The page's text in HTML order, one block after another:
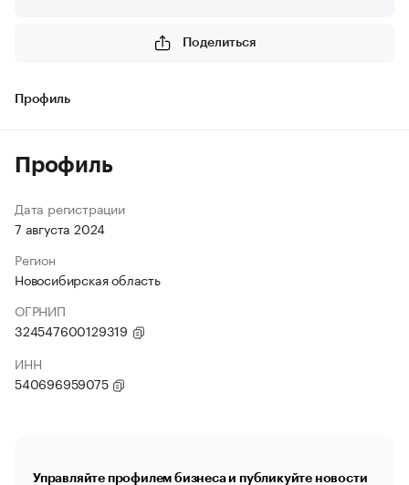
Поделиться
Профиль
Профиль
Дата регистрации
7 августа 2024
Регион
Новосибирская область
ОГРНИП
324547600129319
ИНН
540696959075
Управляйте профилем бизнеса и публикуйте новости